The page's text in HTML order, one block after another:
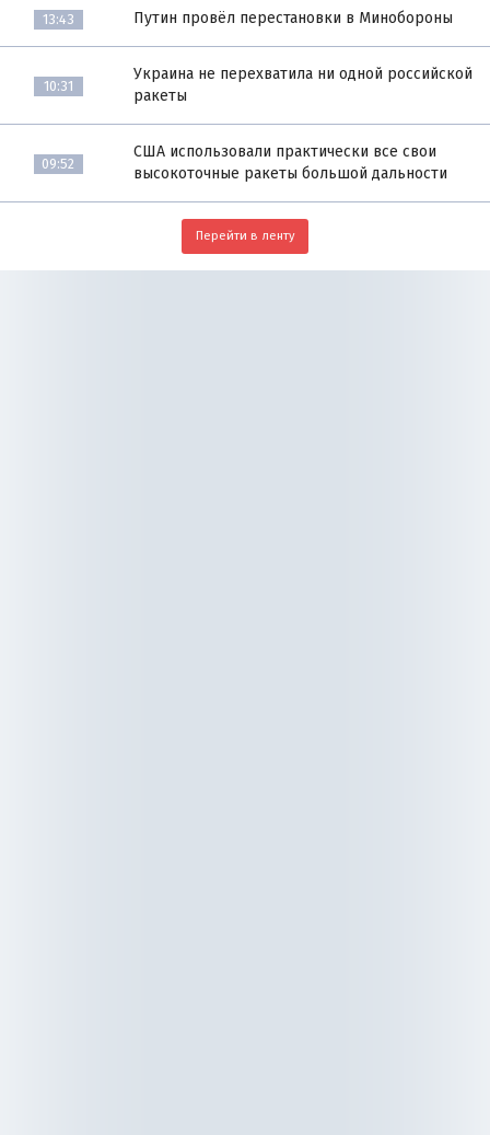
13:43 Путин провёл перестановки в Минобороны
10:31
Украина не перехватила ни одной российской
ракеты
09:52
США использовали практически все свои
высокоточные ракеты большой дальности
Перейти в ленту